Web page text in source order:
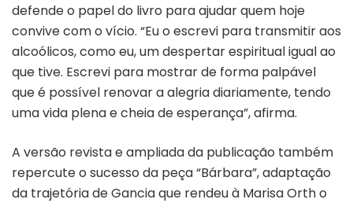
defende o papel do livro para ajudar quem hoje
convive com o vício. “Eu o escrevi para transmitir aos
alcoólicos, como eu, um despertar espiritual igual ao
que tive. Escrevi para mostrar de forma palpável
que é possível renovar a alegria diariamente, tendo
uma vida plena e cheia de esperança”, afirma.
A versão revista e ampliada da publicação também
repercute o sucesso da peça “Bárbara”, adaptação
da trajetória de Gancia que rendeu à Marisa Orth o